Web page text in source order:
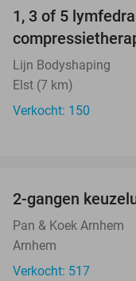
1, 3 of 5
Lijn Bodyshaping
Elst (7 km)
Verkocht: 150
2-gangen
Pan & Koek Arnhem
Arnhem
Verkocht: 517